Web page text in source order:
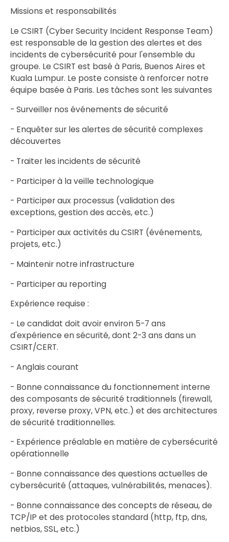
Missions et responsabilités
Le CSIRT (Cyber Security Incident Response Team)
est responsable de la gestion des alertes et des
incidents de cybersécurité pour l'ensemble du
groupe. Le CSIRT est basé à Paris, Buenos Aires et
Kuala Lumpur. Le poste consiste à renforcer notre
équipe basée à Paris. Les tâches sont les suivantes
- Surveiller nos événements de sécurité
- Enquêter sur les alertes de sécurité complexes
découvertes
- Traiter les incidents de sécurité
- Participer à la veille technologique
- Participer aux processus (validation des
exceptions, gestion des accès, etc.)
- Participer aux activités du CSIRT (événements,
projets, etc.)
- Maintenir notre infrastructure
- Participer au reporting
Expérience requise :
- Le candidat doit avoir environ 5-7 ans
d'expérience en sécurité, dont 2-3 ans dans un
CSIRT/CERT.
- Anglais courant
- Bonne connaissance du fonctionnement interne
des composants de sécurité traditionnels (firewall,
proxy, reverse proxy, VPN, etc.) et des architectures
de sécurité traditionnelles.
- Expérience préalable en matière de cybersécurité
opérationnelle
- Bonne connaissance des questions actuelles de
cybersécurité (attaques, vulnérabilités, menaces).
- Bonne connaissance des concepts de réseau, de
TCP/IP et des protocoles standard (http, ftp, dns,
netbios, SSL, etc.)